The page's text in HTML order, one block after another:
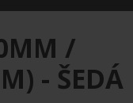
/
- ŠEDÁ